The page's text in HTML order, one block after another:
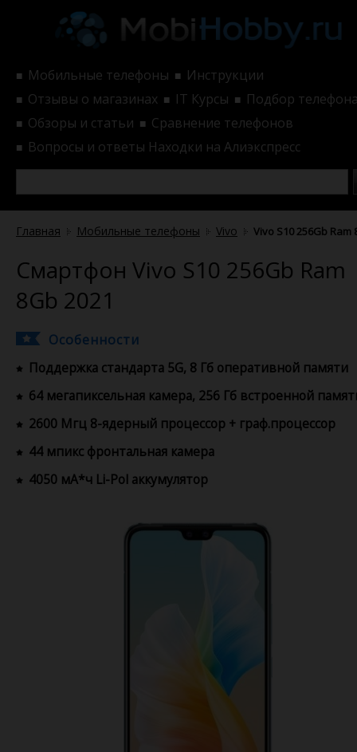
■ Мобильные телефоны ■ Инструкции
■ Отзывы о магазинах ■ IT Курсы ■ Подбор
■ Обзоры и статьи ■ Сравнение телефонов
■ Вопросы и ответы Находки на Алиэкспресс
Главная Мобильные телефоны Vivo Vivo S10 256Gb Ram
Смартфон Vivo S10 256Gb Ram
8Gb 2021
Особенности
Поддержка стандарта 5G, 8 Гб оперативной памяти
64 мегапиксельная камера, 256 Гб встроенной
2600 Мгц 8-ядерный процессор + граф.процессор
44 мпикс фронтальная камера
4050 мА*ч Li-Pol аккумулятор